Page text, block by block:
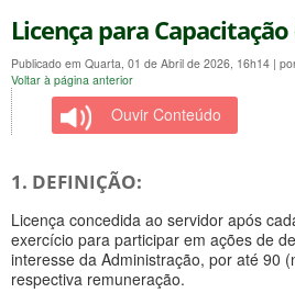
Licença para Capacitação
Publicado em Quarta, 01 de Abril de 2026, 16h14 |
Voltar à página anterior
Ouvir Conteúdo
1. DEFINIÇÃO:
Licença concedida ao servidor após
exercício para participar em ações de
interesse da Administração, por até 90
respectiva remuneração.